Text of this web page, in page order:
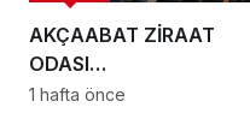
AKÇAABAT ZİRAAT
ODASI
BAŞKANLIĞINDAN
1 hafta önce